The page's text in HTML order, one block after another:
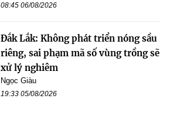
08:45 06/08/2026
Đắk Lắk: Không phát triển nóng sầu
riêng, sai phạm mã số vùng trồng sẽ
xử lý nghiêm
Ngọc Giàu
19:33 05/08/2026